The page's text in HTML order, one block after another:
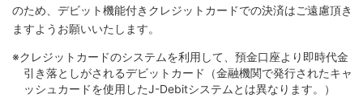
のため、デビット機能付きクレジットカードでの決済はご遠慮頂き
ますようお願いいたします。
※クレジットカードのシステムを利用して、預金口座より即時代金
引き落としがされるデビットカード（金融機関で発行されたキャ
ッシュカードを使用したJ-Debitシステムとは異なります。）